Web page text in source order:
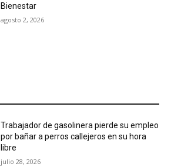
Bienestar
agosto 2, 2026
Trabajador de gasolinera pierde su empleo
por bañar a perros callejeros en su hora
libre
julio 28, 2026